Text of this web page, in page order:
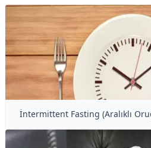
İntermittent Fasting (Aralıklı